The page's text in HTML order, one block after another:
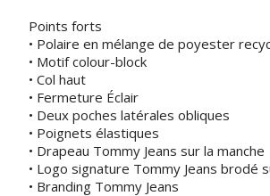
Points forts
• Polaire en mélange de poyester
• Motif colour-block
• Col haut
• Fermeture Éclair
• Deux poches latérales obliques
• Poignets élastiques
• Drapeau Tommy Jeans sur la manche
• Logo signature Tommy Jeans brodé
• Branding Tommy Jeans